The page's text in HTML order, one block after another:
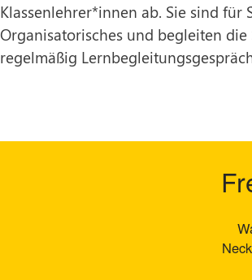
Klassenlehrer*innen ab. Sie sind
Organisatorisches und begleiten
regelmäßig